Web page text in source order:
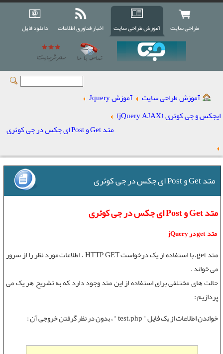
طراحی سایت آموزش طراحی سایت اخبار فناوری اطلاعات دانلود فایل
آموزش طراحی سایت
آموزش Jquery
ایجکس و جی کوئری (jQuery AJAX)
متد Get و Post ای جکس در جی کوئری
متد Get و Post ای جکس در جی کوئری
متد Get و Post ای جکس در جی کوئری
متد get در jQuery
متد get
، با استفاده از یک درخواست HTTP GET ، اطلاعات مورد نظر را از سرور
می خواند .
حالت های مختلفی برای استفاده از این متد وجود دارد که به تشریح هر یک می
پردازیم :
خواندن اطلاعات از یک فایل " test.php " ، بدون در نظر گرفتن خروجی آن :